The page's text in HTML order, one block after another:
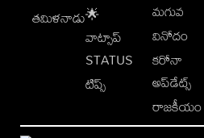
తమిళనాడు🌟
వాట్సాప్
STATUS
టిప్స్
మగువ
వినోదం
కరోనా
అప్‌డేట్స్
రాజకీయం